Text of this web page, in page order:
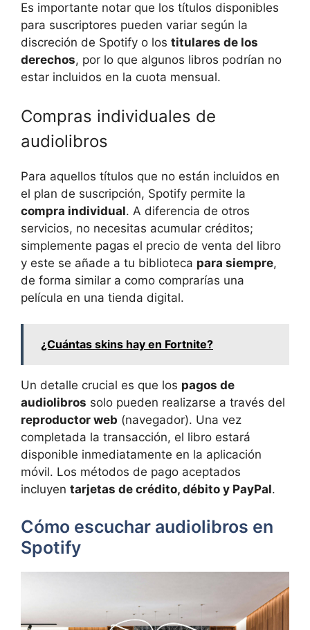
Es importante notar que los títulos disponibles
para suscriptores pueden variar según la
discreción de Spotify o los titulares de los
derechos, por lo que algunos libros podrían no
estar incluidos en la cuota mensual.
Compras individuales de
audiolibros
Para aquellos títulos que no están incluidos en
el plan de suscripción, Spotify permite la
compra individual. A diferencia de otros
servicios, no necesitas acumular créditos;
simplemente pagas el precio de venta del libro
y este se añade a tu biblioteca para siempre,
de forma similar a como comprarías una
película en una tienda digital.
¿Cuántas skins hay en Fortnite?
Un detalle crucial es que los pagos de
audiolibros solo pueden realizarse a través del
reproductor web (navegador). Una vez
completada la transacción, el libro estará
disponible inmediatamente en la aplicación
móvil. Los métodos de pago aceptados
incluyen tarjetas de crédito, débito y PayPal.
Cómo escuchar audiolibros en
Spotify